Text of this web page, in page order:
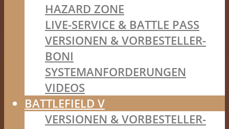
HAZARD ZONE
LIVE-SERVICE & BATTLE PASS
VERSIONEN & VORBESTELLER-
BONI
SYSTEMANFORDERUNGEN
VIDEOS
BATTLEFIELD V
VERSIONEN & VORBESTELLER-